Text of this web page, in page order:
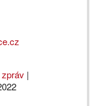
|